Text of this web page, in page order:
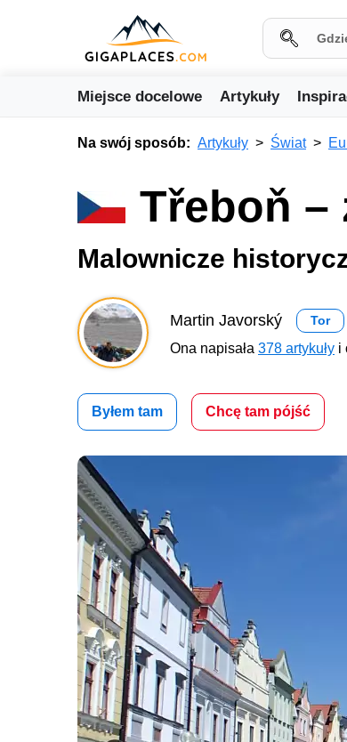
Miejsce docelowe Artykuły
Na swój sposób: Artykuły Świat
Třeboň –
Malownicze
Martin Javorský Tor
Ona napisała 378 artykuły i
Byłem tam Chcę tam pójść